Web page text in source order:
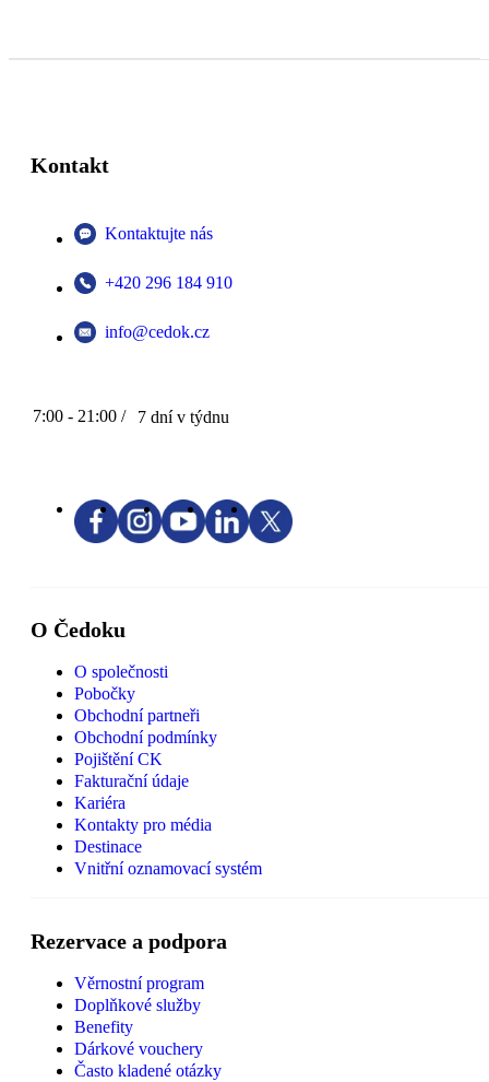
Kontakt
Kontaktujte nás
+420 296 184 910
info@cedok.cz
7:00 - 21:00 / 7 dní v týdnu
O Čedoku
O společnosti
Pobočky
Obchodní partneři
Obchodní podmínky
Pojištění CK
Fakturační údaje
Kariéra
Kontakty pro média
Destinace
Vnitřní oznamovací systém
Rezervace a podpora
Věrnostní program
Doplňkové služby
Benefity
Dárkové vouchery
Často kladené otázky